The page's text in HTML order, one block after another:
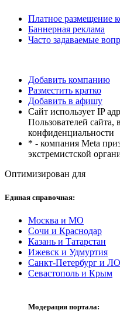
Платное размещение
Баннерная реклама
Часто задаваемые
Добавить компанию
Разместить кратко
Добавить в афишу
Сайт использует IP
Пользователей сайта,
конфиденциальности
* - компания Meta
экстремистской
Оптимизирован для
Единая справочная:
Москва и МО
Сочи и Краснодар
Казань и Татарстан
Ижевск и Удмуртия
Санкт-Петербург и ЛО
Севастополь и Крым
Модерация портала: